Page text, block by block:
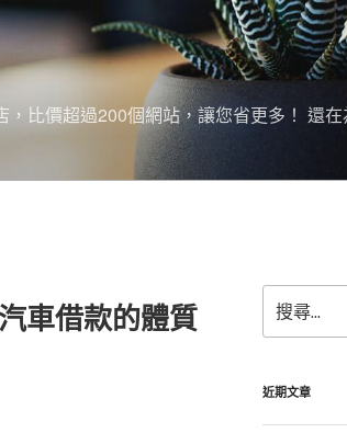
比價超過200個網站，讓您省更多！ 還
車借款的體質
尋
關
字:
近期文章